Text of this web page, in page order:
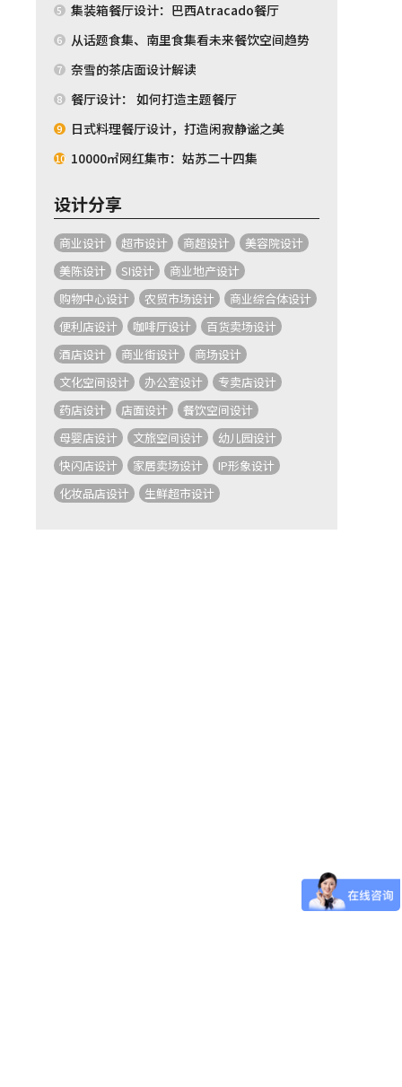
5 集装箱餐厅设计：巴西Atracado餐厅
6 从话题食集、南里食集看未来餐饮空间趋势
7 奈雪的茶店面设计解读
8 餐厅设计： 如何打造主题餐厅
9 日式料理餐厅设计，打造闲寂静谧之美
10 10000㎡网红集市：姑苏二十四集
设计分享
商业设计 超市设计 商超设计
美容院设计
美陈设计
SI设计
商业地产设计
购物中心设计
农贸市场设计
商业综合体设计
便利店设计
咖啡厅设计
百货卖场设计
酒店设计
商业街设计
商场设计
文化空间设计
办公室设计
专卖店设计
药店设计
店面设计
餐饮空间设计
母婴店设计
文旅空间设计
幼儿园设计
快闪店设计
家居卖场设计
IP形象设计
化妆品店设计
生鲜超市设计